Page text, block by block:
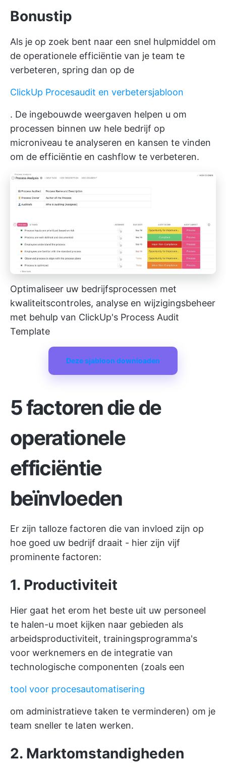
Bonustip
Als je op zoek bent naar een snel hulpmiddel om
de operationele efficiëntie van je team te
verbeteren, spring dan op de
ClickUp Procesaudit en verbetersjabloon
. De ingebouwde weergaven helpen u om
processen binnen uw hele bedrijf op
microniveau te analyseren en kansen te vinden
om de efficiëntie en cashflow te verbeteren.
Optimaliseer uw bedrijfsprocessen met
kwaliteitscontroles, analyse en wijzigingsbeheer
met behulp van ClickUp's Process Audit
Template
Deze sjabloon downloaden
5 factoren die de
operationele
efficiëntie
beïnvloeden
Er zijn talloze factoren die van invloed zijn op
hoe goed uw bedrijf draait - hier zijn vijf
prominente factoren:
1. Productiviteit
Hier gaat het erom het beste uit uw personeel
te halen-u moet kijken naar gebieden als
arbeidsproductiviteit, trainingsprogramma's
voor werknemers en de integratie van
technologische componenten (zoals een
tool voor procesautomatisering
om administratieve taken te verminderen) om je
team sneller te laten werken.
2. Marktomstandigheden